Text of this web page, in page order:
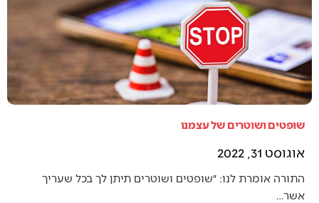
שופטים ושוטרים של עצמנו
אוגוסט 31, 2022
התורה אומרת לנו: ״שופטים ושוטרים תיתן לך בכל שעריך
אשר…